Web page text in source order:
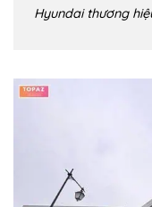
Hyundai thương